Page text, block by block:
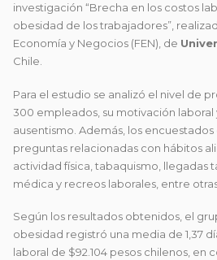
investigación “Brecha en los costos
obesidad de los trabajadores”,
Economía y Negocios (FEN), de
Chile.
Para el estudio se analizó el nivel de
300 empleados, su motivación laboral
ausentismo. Además, los
preguntas relacionadas con hábitos
actividad física, tabaquismo, llegadas
médica y recreos laborales, entre
Según los resultados obtenidos, el
obesidad registró una media de 1,37
laboral de $92.104 pesos chilenos, en